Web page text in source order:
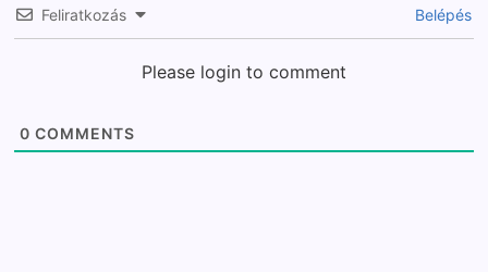
Feliratkozás Belépés
Please login to comment
0 COMMENTS